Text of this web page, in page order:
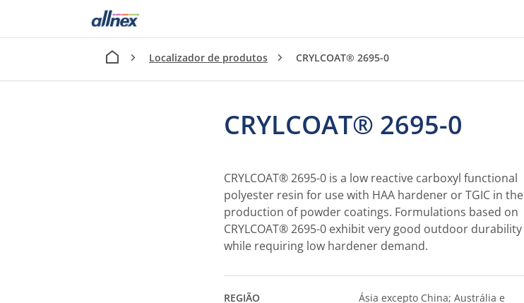
Localizador de produtos CRYLCOAT® 2695-0
CRYLCOAT® 2695-0
CRYLCOAT® 2695-0 is a low reactive carboxyl functional
polyester resin for use with HAA hardener or TGIC in the
production of powder coatings. Formulations based on
CRYLCOAT® 2695-0 exhibit very good outdoor durability
while requiring low hardener demand.
REGIÃO
Ásia excepto China; Austrália e